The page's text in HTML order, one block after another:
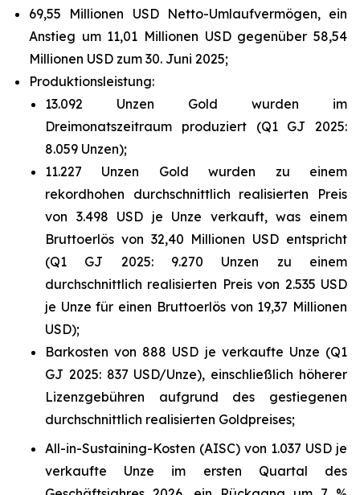
69,55 Millionen USD Netto-Umlaufvermögen, ein
Anstieg um 11,01 Millionen USD gegenüber 58,54
Millionen USD zum 30. Juni 2025;
Produktionsleistung:
13.092 Unzen Gold wurden im
Dreimonatszeitraum produziert (Q1 GJ 2025:
8.059 Unzen);
11.227 Unzen Gold wurden zu einem
rekordhohen durchschnittlich realisierten Preis
von 3.498 USD je Unze verkauft, was einem
Bruttoerlös von 32,40 Millionen USD entspricht
(Q1 GJ 2025: 9.270 Unzen zu einem
durchschnittlich realisierten Preis von 2.535 USD
je Unze für einen Bruttoerlös von 19,37 Millionen
USD);
Barkosten von 888 USD je verkaufte Unze (Q1
GJ 2025: 837 USD/Unze), einschließlich höherer
Lizenzgebühren aufgrund des gestiegenen
durchschnittlich realisierten Goldpreises;
All-in-Sustaining-Kosten (AISC) von 1.037 USD je
verkaufte Unze im ersten Quartal des